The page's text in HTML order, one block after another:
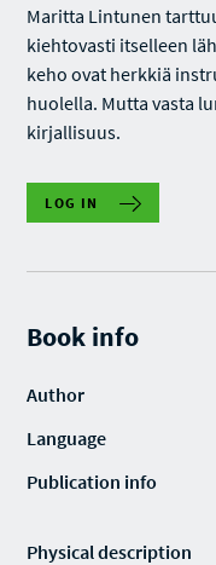
Maritta Lintunen
kiehtovasti itselleen
keho ovat herkkiä
huolella. Mutta vasta
kirjallisuus.
LOG IN
Book info
Author
Language
Publication info
Physical description